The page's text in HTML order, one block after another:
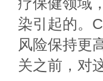
疗保健领域
染引起的。
风险保持更
关之前，对